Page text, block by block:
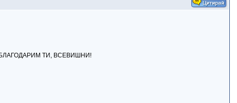
БЛАГОДАРИМ ТИ, ВСЕВИШНИ!